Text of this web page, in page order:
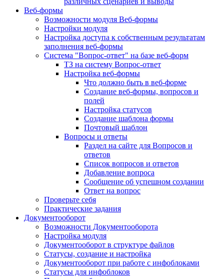
Веб-формы
Возможности модуля Веб-формы
Настройки модуля
Настройка доступа к собственным результатам
заполнения веб-формы
Система "Вопрос-ответ" на базе веб-форм
ТЗ на систему Вопрос-ответ
Настройка веб-формы
Что должно быть в веб-форме
Создание веб-формы, вопросов и
полей
Настройка статусов
Создание шаблона формы
Почтовый шаблон
Вопросы и ответы
Раздел на сайте для Вопросов и
ответов
Список вопросов и ответов
Добавление вопроса
Сообщение об успешном создании
Ответ на вопрос
Проверьте себя
Практические задания
Документооборот
Возможности Документооборота
Настройка модуля
Документооборот в структуре файлов
Статусы, создание и настройка
Документооборот при работе с инфоблоками
Статусы для инфоблоков